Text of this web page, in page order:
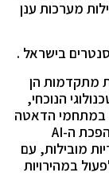
מערכות ענן
בישראל .
מתקדמות הן
הנוכחי,
במתחמי הדאטה
סנטר של מגה DC, ממקם את סלקום בלב מהפכת ה-AI
מובילות, עם
במהירויות